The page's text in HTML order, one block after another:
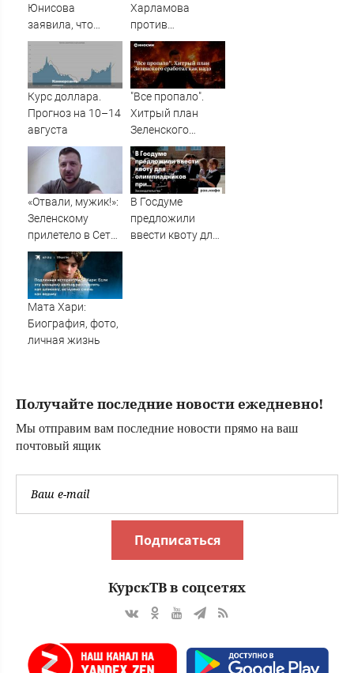
Юнисова
заявила, что
ремонт больше не
будет котловым
Харламова
против
«Человека-паука»:
В сети разгорелся
грандиозный
скандал — а
картина уже
собрала почти
Курс доллара.
Прогноз на 10–14
августа
"Все пропало".
Хитрый план
Зеленского
сработал как
надо
«Отвали, мужик!»:
Зеленскому
прилетело в Сети
из-за визита в
Сербию
В Госдуме
предложили
ввести квоту для
Мата Хари:
Биография, фото,
личная жизнь
Получайте последние новости ежедневно!
Мы отправим вам последние новости прямо на ваш
почтовый ящик
Подписаться
КурскТВ в соцсетях